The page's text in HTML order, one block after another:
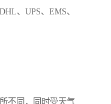
、UPS、EMS、
不同，同时受天气